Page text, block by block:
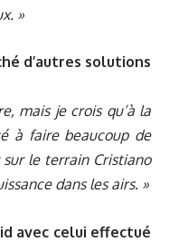
»
d’autres solutions
mais je crois qu’à la
à faire beaucoup de
le terrain Cristiano
dans les airs. »
avec celui effectué